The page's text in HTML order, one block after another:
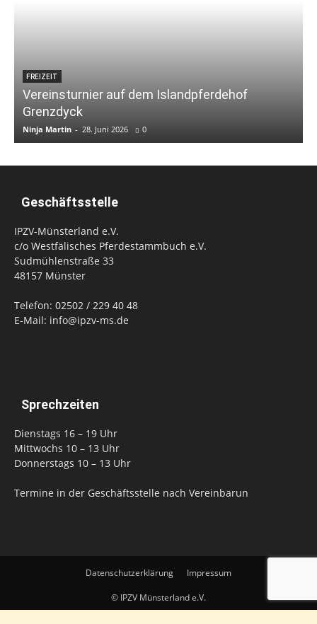
FREIZEIT
Vereinsturnier auf dem Islandpferdehof
Grenzdyck
Ninja Martin - 28. Juni 2026 0
Geschäftsstelle
IPZV-Münsterland e.V.
c/o Westfälisches Pferdestammbuch e.V.
Sudmühlenstraße 33
48157 Münster
Telefon: 02502 / 229 40 48
E-Mail: info@ipzv-ms.de
Sprechzeiten
Dienstags 16 – 19 Uhr
Mittwochs 10 – 13 Uhr
Donnerstags 10 – 13 Uhr
Termine in der Geschäftsstelle nach Vereinbarun
Datenschutzerklärung Impressum
© IPZV Münsterland e.V.